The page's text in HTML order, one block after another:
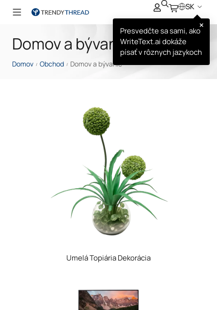
SK
×
Presvedčte sa sami, ako
WriteText.ai dokáže
písať v rôznych jazykoch
Domov a bývanie
Domov / Obchod / Domov a bývanie
Umelá Topiária Dekorácia